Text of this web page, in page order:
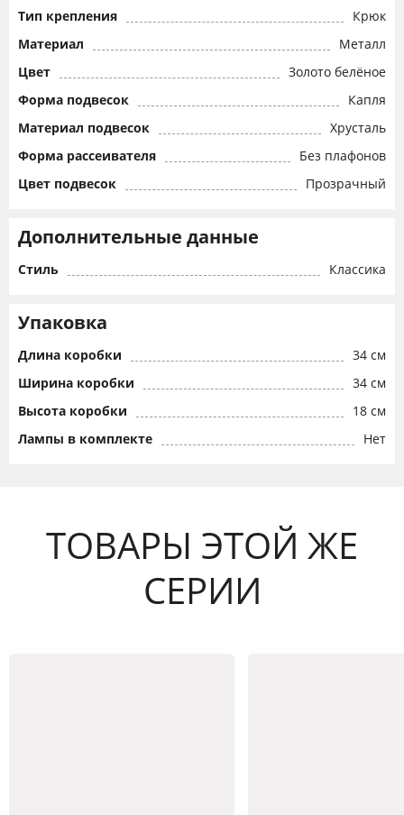
Тип крепления
Крюк
Материал
Металл
Цвет
Золото белёное
Форма подвесок
Капля
Материал подвесок
Хрусталь
Форма рассеивателя
Без плафонов
Цвет подвесок
Прозрачный
Дополнительные данные
Стиль Классика
Упаковка
Длина коробки
34 см
Ширина коробки
34 см
Высота коробки
18 см
Лампы в комплекте
Нет
ТОВАРЫ ЭТОЙ ЖЕ
СЕРИИ